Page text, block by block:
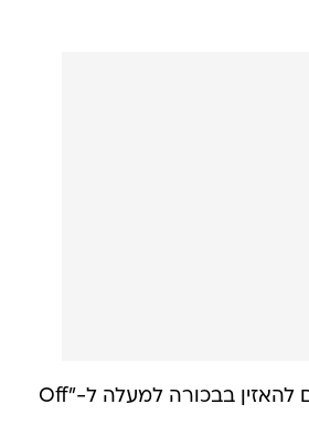
עד אז אתם מוזמנים להאזין בבכורה למעלה ל-"Off